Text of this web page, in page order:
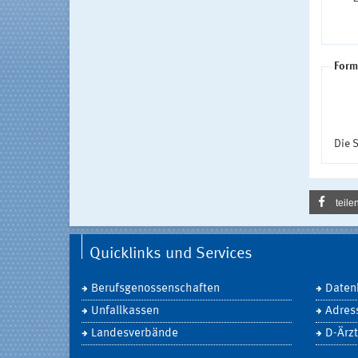
Die
Quicklinks und Services
Berufsgenossenschaften
Unfallkassen
Landesverbände
D-